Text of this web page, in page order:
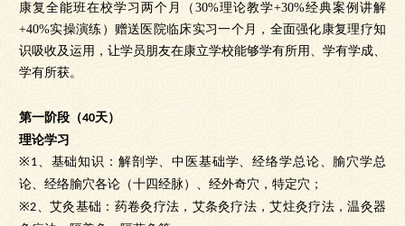
康复全能班在校学习两个月（30%理论教学+30%经典案例讲解
+40%实操演练）赠送医院临床实习一个月，全面强化康复理疗知
识吸收及运用，让学员朋友在康立学校能够学有所用、学有学成、
学有所获。
第一阶段（40天）
理论学习
※1、基础知识：解剖学、中医基础学、经络学总论、腧穴学总
论、经络腧穴各论（十四经脉）、经外奇穴，特定穴；
※2、艾灸基础：药卷灸疗法，艾条灸疗法，艾炷灸疗法，温灸器